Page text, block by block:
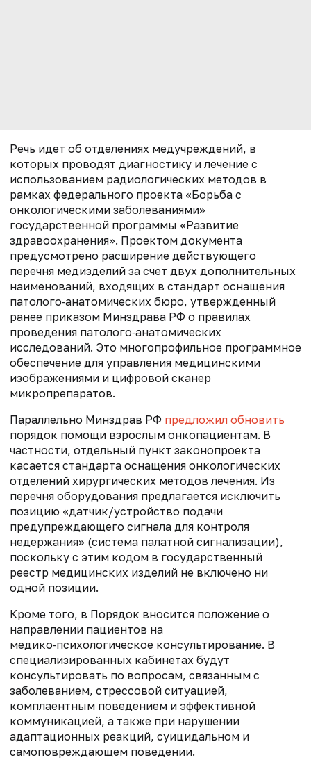
Речь идет об отделениях медучреждений, в
которых проводят диагностику и лечение с
использованием радиологических методов в
рамках федерального проекта «Борьба с
онкологическими заболеваниями»
государственной программы «Развитие
здравоохранения». Проектом документа
предусмотрено расширение действующего
перечня медизделий за счет двух дополнительных
наименований, входящих в стандарт оснащения
патолого‑анатомических бюро, утвержденный
ранее приказом Минздрава РФ о правилах
проведения патолого‑анатомических
исследований. Это многопрофильное программное
обеспечение для управления медицинскими
изображениями и цифровой сканер
микропрепаратов.
Параллельно Минздрав РФ предложил обновить
порядок помощи взрослым онкопациентам. В
частности, отдельный пункт законопроекта
касается стандарта оснащения онкологических
отделений хирургических методов лечения. Из
перечня оборудования предлагается исключить
позицию «датчик/устройство подачи
предупреждающего сигнала для контроля
недержания» (система палатной сигнализации),
поскольку с этим кодом в государственный
реестр медицинских изделий не включено ни
одной позиции.
Кроме того, в Порядок вносится положение о
направлении пациентов на
медико‑психологическое консультирование. В
специализированных кабинетах будут
консультировать по вопросам, связанным с
заболеванием, стрессовой ситуацией,
комплаентным поведением и эффективной
коммуникацией, а также при нарушении
адаптационных реакций, суицидальном и
самоповреждающем поведении.